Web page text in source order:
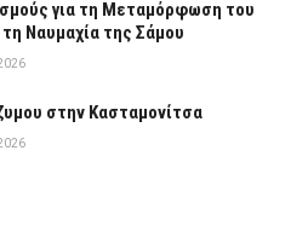
για τη Μεταμόρφωση του
Ναυμαχία της Σάμου
στην Κασταμονίτσα